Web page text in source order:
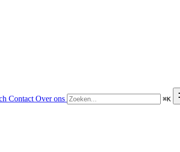
Contact Over ons ⌘K